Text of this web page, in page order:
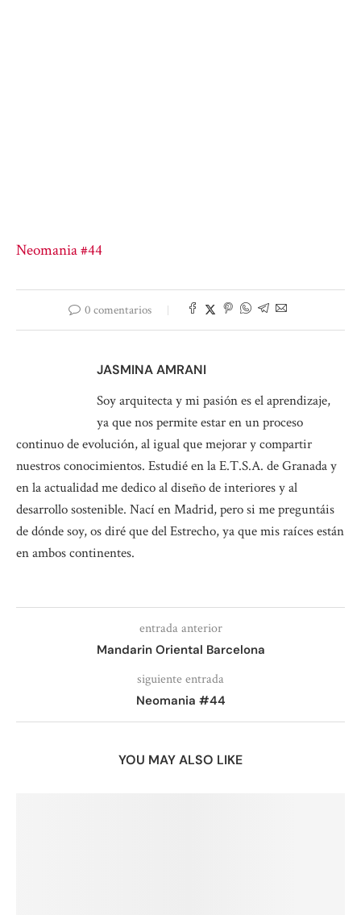
Neomania #44
0 comentarios
JASMINA AMRANI
Soy arquitecta y mi pasión es el aprendizaje,
ya que nos permite estar en un proceso
continuo de evolución, al igual que mejorar y compartir
nuestros conocimientos. Estudié en la E.T.S.A. de Granada y
en la actualidad me dedico al diseño de interiores y al
desarrollo sostenible. Nací en Madrid, pero si me preguntáis
de dónde soy, os diré que del Estrecho, ya que mis raíces están
en ambos continentes.
entrada anterior
Mandarin Oriental Barcelona
siguiente entrada
Neomania #44
YOU MAY ALSO LIKE